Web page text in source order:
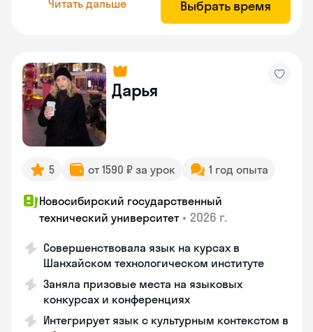
Читать дальше Выбрать время
Дарья
5 от 1590 ₽ за урок 1 год опыта
Новосибирский государственный
технический университет • 2026 г.
Совершенствовала язык на курсах в
Шанхайском технологическом институте
Заняла призовые места на языковых
конкурсах и конференциях
Интегрирует язык с культурным контекстом в